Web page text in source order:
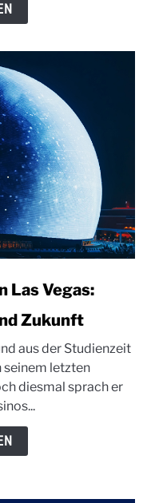
Las Vegas:
Zukunft
aus der Studienzeit
letzten
diesmal sprach er